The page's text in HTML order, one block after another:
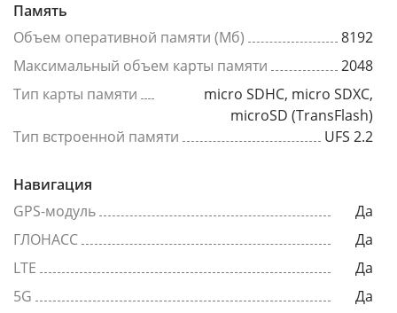
Память
Объем оперативной памяти (Мб)
8192
Максимальный объем карты памяти
2048
Тип карты памяти
micro SDHC, micro SDXC,
microSD (TransFlash)
Тип встроенной памяти
UFS 2.2
Навигация
GPS-модуль
Да
ГЛОНАСС
Да
LTE
Да
5G
Да